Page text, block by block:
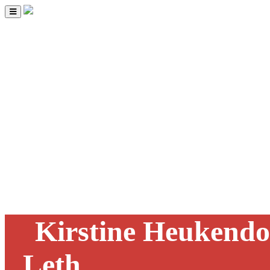
Toggle
navigation
Kirstine